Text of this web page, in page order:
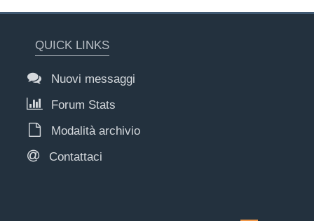
QUICK LINKS
Nuovi messaggi
Forum Stats
Modalità archivio
Contattaci